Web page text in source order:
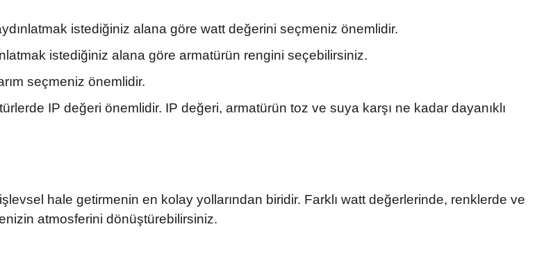
istediğiniz alana göre watt değerini seçmeniz önemlidir.
istediğiniz alana göre armatürün rengini seçebilirsiniz.
seçmeniz önemlidir.
IP değeri önemlidir. IP değeri, armatürün toz ve suya karşı ne kadar dayanıklı
hale getirmenin en kolay yollarından biridir. Farklı watt değerlerinde, renklerde ve
atmosferini dönüştürebilirsiniz.